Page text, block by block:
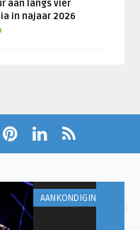
aan langs vier
in najaar 2026
AANKONDIGINGEN